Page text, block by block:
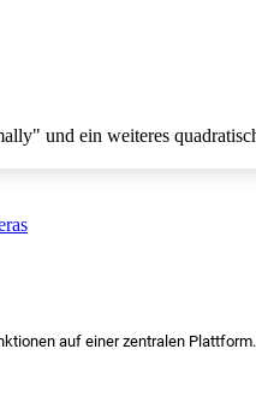
auf einer zentralen Plattform.